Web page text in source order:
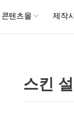
콘텐츠몰 제작
스킨